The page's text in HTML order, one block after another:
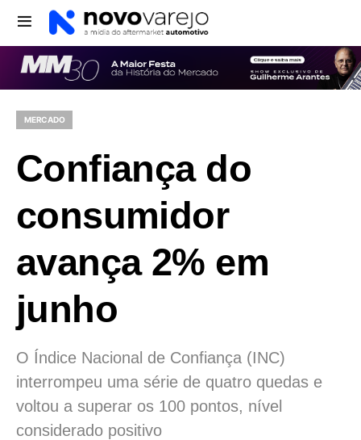
MERCADO
Confiança do
consumidor
avança 2% em
junho
O Índice Nacional de Confiança (INC)
interrompeu uma série de quatro quedas e
voltou a superar os 100 pontos, nível
considerado positivo